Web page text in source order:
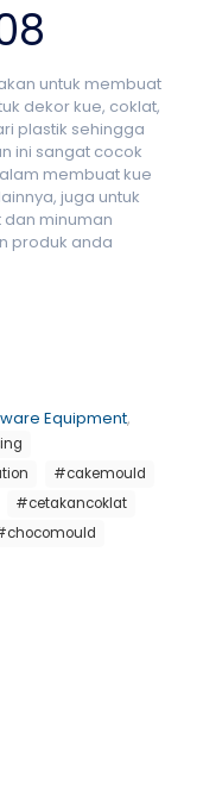
untuk membuat
dekor kue, coklat,
plastik sehingga
ini sangat cocok
membuat kue
juga untuk
dan minuman
produk anda
Equipment,
#cakemould
#cetakancoklat